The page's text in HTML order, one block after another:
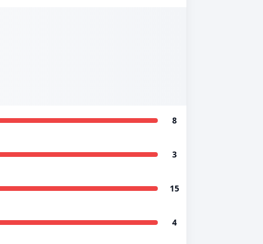
8
3
15
4